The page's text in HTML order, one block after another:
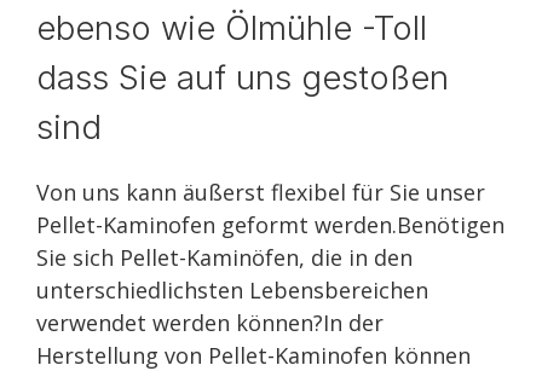
ebenso wie Ölmühle -Toll
dass Sie auf uns gestoßen
sind
Von uns kann äußerst flexibel für Sie unser
Pellet-Kaminofen geformt werden.Benötigen
Sie sich Pellet-Kaminöfen, die in den
unterschiedlichsten Lebensbereichen
verwendet werden können?In der
Herstellung von Pellet-Kaminofen können